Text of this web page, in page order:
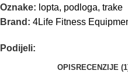
Oznake: lopta, podloga, trake
Brand: 4Life Fitness
Podijeli:
OPIS RECENZIJE